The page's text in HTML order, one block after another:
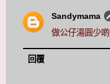
Sandymama
做公仔湯圓少
回覆